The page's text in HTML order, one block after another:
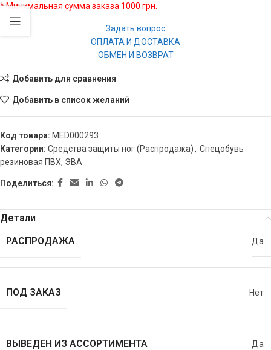
* Минимальная сумма заказа 1000 грн.
Задать вопрос
ОПЛАТА И ДОСТАВКА
ОБМЕН И ВОЗВРАТ
Добавить для сравнения
Добавить в список желаний
Код товара: MED000293
Категории: Средства защиты ног (Распродажа), Спецобувь
резиновая ПВХ, ЭВА
Поделиться:
Детали
РАСПРОДАЖА
Да
ПОД ЗАКАЗ Нет
ВЫВЕДЕН ИЗ АССОРТИМЕНТА Да